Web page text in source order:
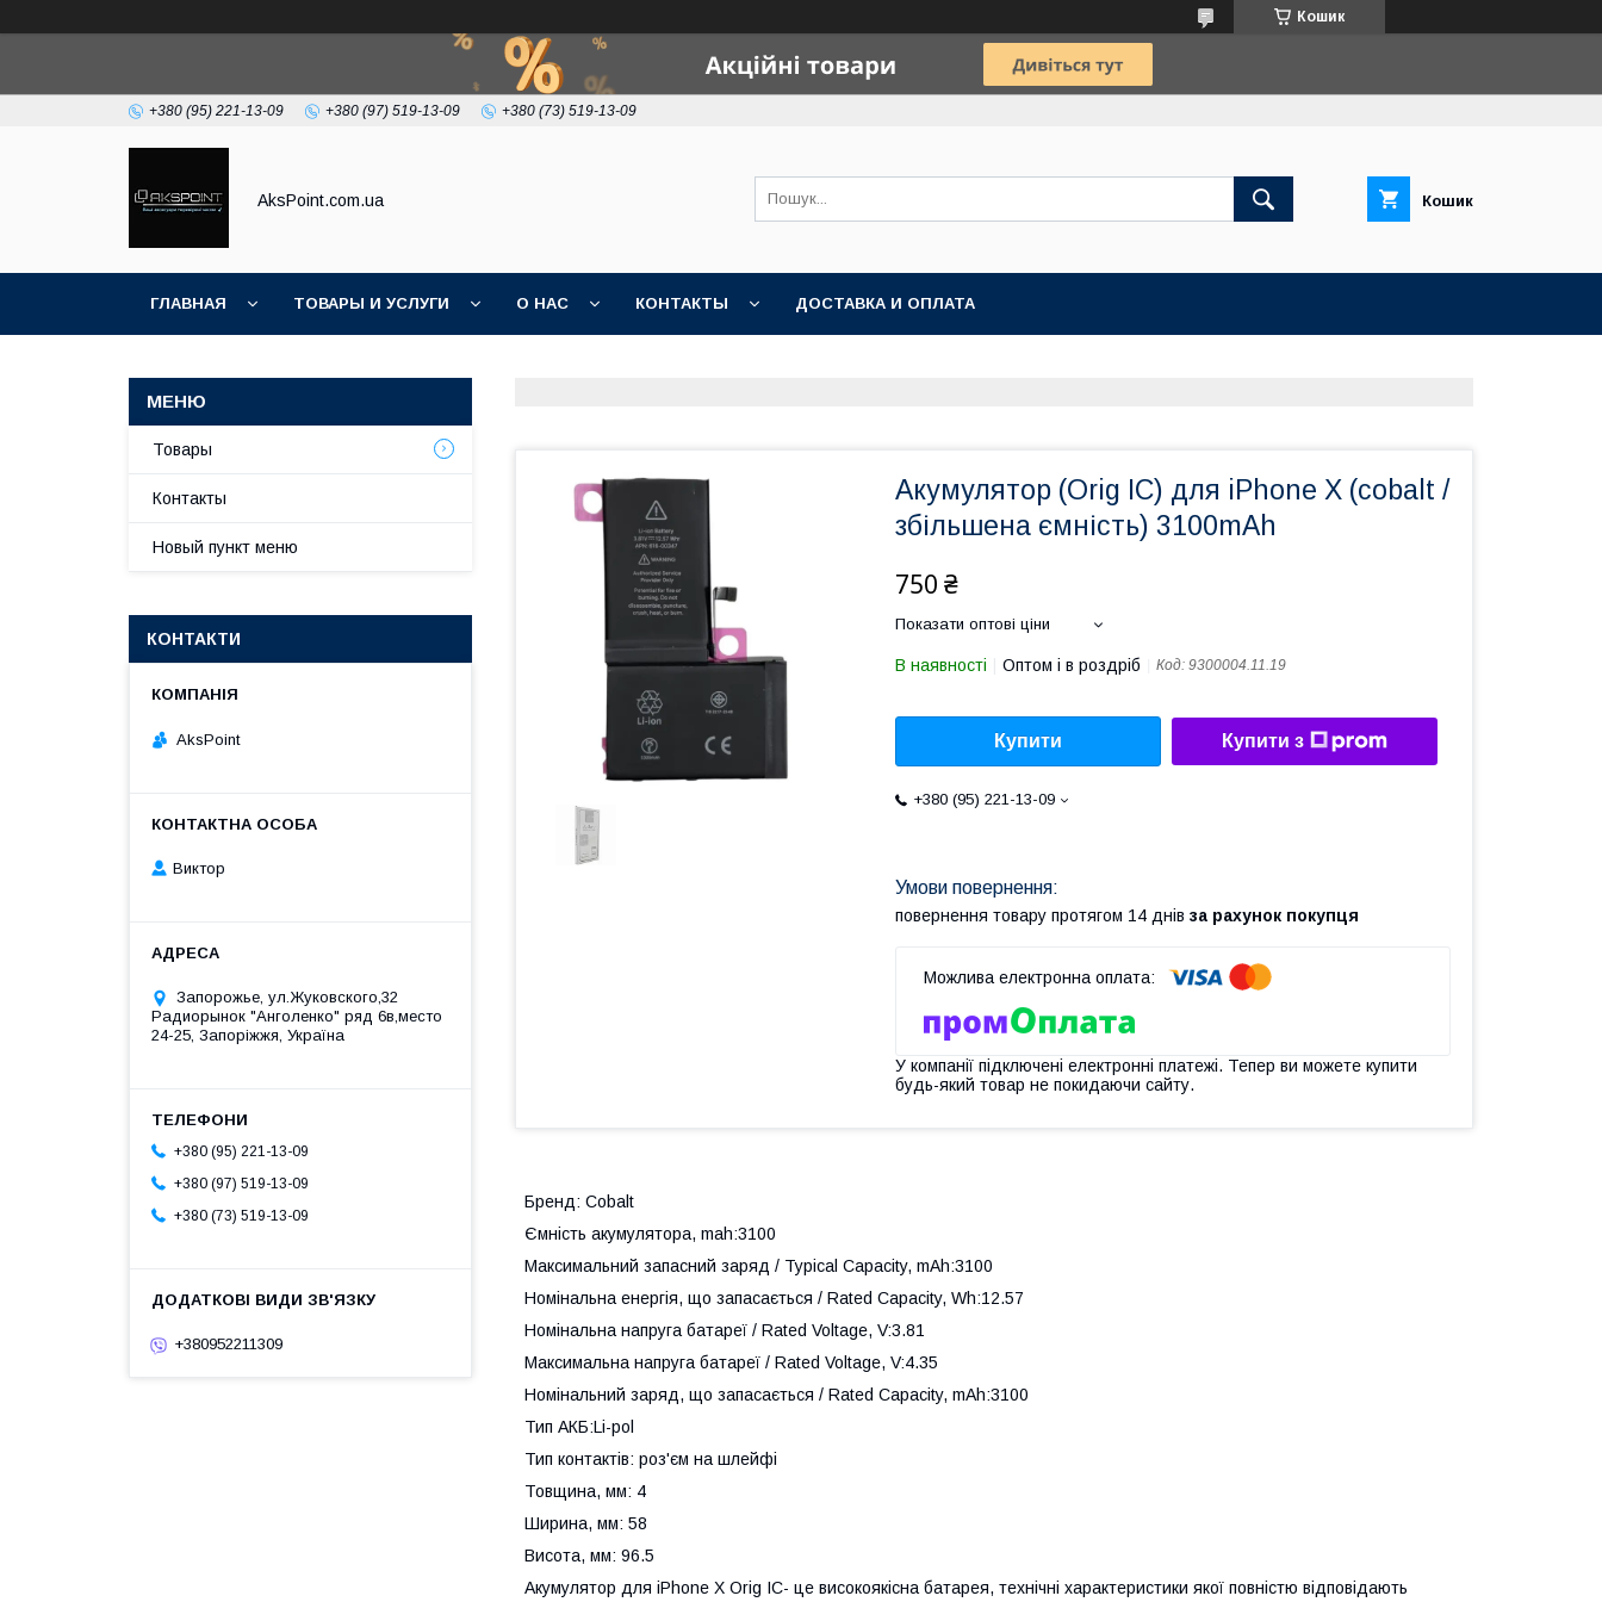
Кошик
+380 (95) 221-13-09 +380 (97) 519-13-09 +380 (73) 519-13-09
AksPoint.com.ua Кошик
ГЛАВНАЯ ТОВАРЫ И УСЛУГИ О НАС КОНТАКТЫ ДОСТАВКА И ОПЛАТА
Акумулятор (Orig IC) для iPhone X (cobalt /
збільшена ємність) 3100mAh
750 ₴
Показати оптові ціни
В наявності Оптом і в роздріб Код: 9300004.11.19
Купити Купити з
+380 (95) 221-13-09
повернення товару протягом 14 днів за рахунок покупця
У компанії підключені електронні платежі. Тепер ви можете купити
будь-який товар не покидаючи сайту.
Бренд: Cobalt
Ємність акумулятора, mah:3100
Максимальний запасний заряд / Typical Capacity, mAh:3100
Номінальна енергія, що запасається / Rated Capacity, Wh:12.57
Номінальна напруга батареї / Rated Voltage, V:3.81
Максимальна напруга батареї / Rated Voltage, V:4.35
Номінальний заряд, що запасається / Rated Capacity, mAh:3100
Тип АКБ:Li-pol
Тип контактів: роз'єм на шлейфі
Товщина, мм: 4
Ширина, мм: 58
Висота, мм: 96.5
Акумулятор для iPhone X Orig IC- це високоякісна батарея, технічні характеристики якої повністю відповідають
Товары
Контакты
Новый пункт меню
КОНТАКТИ
AksPoint
Виктор
Запорожье, ул.Жуковского,32
Радиорынок "Анголенко" ряд 6в,место
24-25, Запоріжжя, Україна
+380 (95) 221-13-09
+380 (97) 519-13-09
+380 (73) 519-13-09
+380952211309